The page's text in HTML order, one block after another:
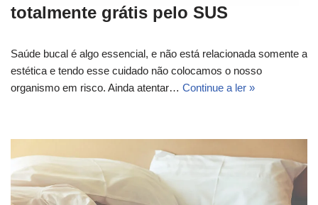
totalmente grátis pelo SUS
Saúde bucal é algo essencial, e não está relacionada somente a
estética e tendo esse cuidado não colocamos o nosso
organismo em risco. Ainda atentar… Continue a ler »